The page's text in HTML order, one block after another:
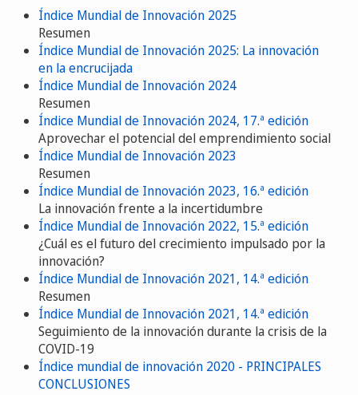
Índice Mundial de Innovación 2025
Resumen
Índice Mundial de Innovación 2025: La innovación
en la encrucijada
Índice Mundial de Innovación 2024
Resumen
Índice Mundial de Innovación 2024, 17.ª edición
Aprovechar el potencial del emprendimiento social
Índice Mundial de Innovación 2023
Resumen
Índice Mundial de Innovación 2023, 16.ª edición
La innovación frente a la incertidumbre
Índice Mundial de Innovación 2022, 15.ª edición
¿Cuál es el futuro del crecimiento impulsado por la
innovación?
Índice Mundial de Innovación 2021, 14.ª edición
Resumen
Índice Mundial de Innovación 2021, 14.ª edición
Seguimiento de la innovación durante la crisis de la
COVID-19
Índice mundial de innovación 2020 - PRINCIPALES
CONCLUSIONES